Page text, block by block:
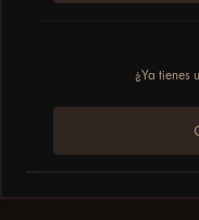
¿Ya tienes